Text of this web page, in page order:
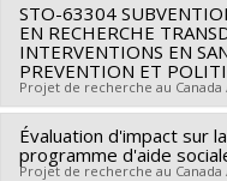
Canada
Grant programs:
fonctionnement:
et l'équité en santé
Rossignol,Jérôme
Funding sources:
Société et culture
Grant programs:
générique
Lead researcher : Gilles
Co-researchers : Louise
Gauvin, Lucie Richard,
O'Loughlin,Chantal Caux
Funding sources:IRSC/
Canada
STO-63304
EN RECHERCHE
INTERVENTIONS EN
PREVENTION ET
Projet de recherche au Canada
Lead researcher : Gilles
Co-researchers : Louise
Évaluation d'impact sur
programme d'aide
Projet de recherche au Canada